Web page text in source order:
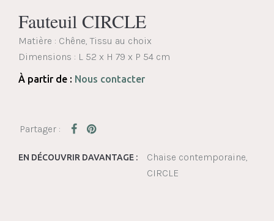
Fauteuil CIRCLE
Matière : Chêne, Tissu au choix
Dimensions : L 52 x H 79 x P 54 cm
À partir de : Nous contacter
EN DÉCOUVRIR DAVANTAGE :
Chaise contemporaine
CIRCLE